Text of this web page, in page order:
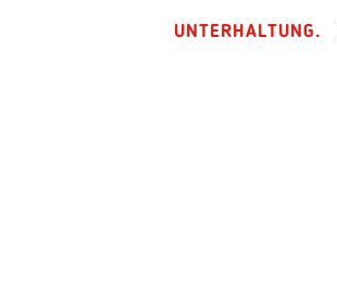
UNTERHALTUNG.